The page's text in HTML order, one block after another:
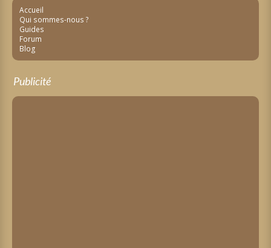
Accueil
Qui sommes-nous ?
Guides
Forum
Blog
Publicité